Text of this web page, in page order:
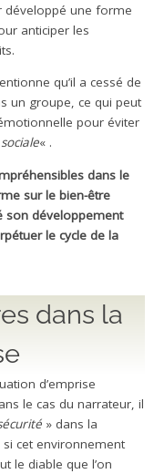
développé une forme
anticiper les
qu’il a cessé de
un groupe, ce qui peut
pour éviter
« .
dans le
sur le bien-être
son développement
le cycle de la
dans la
d’emprise
le cas du narrateur, il
» dans la
cet environnement
le diable que l’on